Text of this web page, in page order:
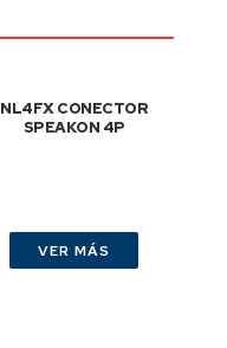
NL4FX CONECTOR
SPEAKON 4P
VER MÁS